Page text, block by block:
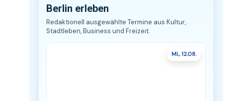
Berlin erleben
Redaktionell ausgewählte Termine aus Kultur,
Stadtleben, Business und Freizeit.
Mi., 12.08.